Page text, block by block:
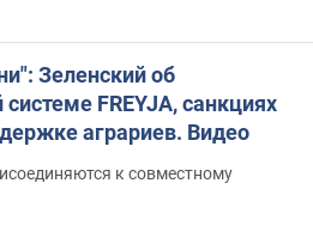
Зеленский об
FREYJA, санкциях
аграриев. Видео
к совместному